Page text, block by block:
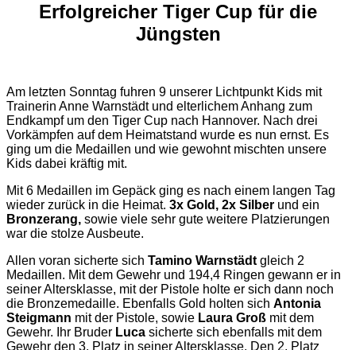
Erfolgreicher Tiger Cup für die
Jüngsten
Am letzten Sonntag fuhren 9 unserer Lichtpunkt Kids mit
Trainerin Anne Warnstädt und elterlichem Anhang zum
Endkampf um den Tiger Cup nach Hannover. Nach drei
Vorkämpfen auf dem Heimatstand wurde es nun ernst. Es
ging um die Medaillen und wie gewohnt mischten unsere
Kids dabei kräftig mit.
Mit 6 Medaillen im Gepäck ging es nach einem langen Tag
wieder zurück in die Heimat. 3x Gold, 2x Silber und ein
Bronzerang, sowie viele sehr gute weitere Platzierungen
war die stolze Ausbeute.
Allen voran sicherte sich Tamino Warnstädt gleich 2
Medaillen. Mit dem Gewehr und 194,4 Ringen gewann er in
seiner Altersklasse, mit der Pistole holte er sich dann noch
die Bronzemedaille. Ebenfalls Gold holten sich Antonia
Steigmann mit der Pistole, sowie Laura Groß mit dem
Gewehr. Ihr Bruder Luca sicherte sich ebenfalls mit dem
Gewehr den 3. Platz in seiner Altersklasse. Den 2. Platz